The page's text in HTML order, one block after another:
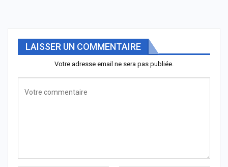
LAISSER UN COMMENTAIRE
Votre adresse email ne sera pas publiée.